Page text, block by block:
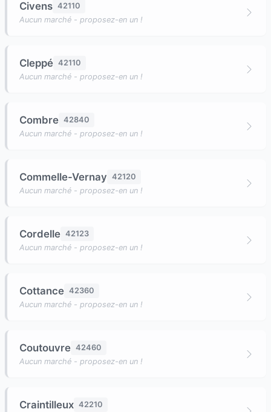
Civens 42110
Aucun marché - proposez-en un !
Cleppé 42110
Aucun marché - proposez-en un !
Combre 42840
Aucun marché - proposez-en un !
Commelle-Vernay 42120
Aucun marché - proposez-en un !
Cordelle 42123
Aucun marché - proposez-en un !
Cottance 42360
Aucun marché - proposez-en un !
Coutouvre 42460
Aucun marché - proposez-en un !
Craintilleux 42210